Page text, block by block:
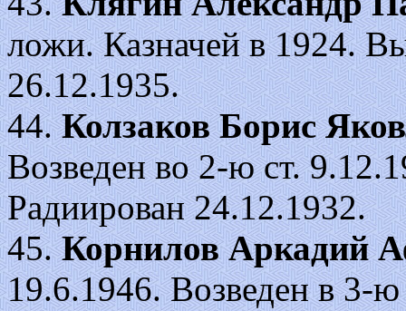
ложи. Казначей в 1924.
26.12.1935.
44.Колзаков Борис
Возведен во 2-ю ст.
Радиирован 24.12.1932.
45.Корнилов Аркадий
19.6.1946. Возведен в 3-